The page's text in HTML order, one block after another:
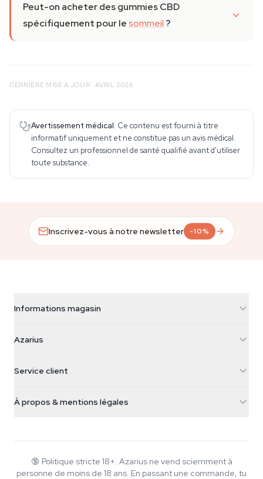
Peut-on acheter des gummies CBD
spécifiquement pour lesommeil ?
DERNIÈRE MISE À JOUR : AVRIL 2026
Avertissement médical. Ce contenu est fourni à titre
informatif uniquement et ne constitue pas un avis médical.
Consultez un professionnel de santé qualifié avant d'utiliser
toute substance.
Inscrivez-vous à notre newsletter -10%
Informations magasin
Galvaniweg 11
Nederland
+31(0)204897914
Azarius
Smokeshop
Service client
Politique de retour
À propos & mentions légales
Wiki
🔞 Politique stricte 18+. Azarius ne vend sciemment à
personne de moins de 18 ans. En passant une commande, tu